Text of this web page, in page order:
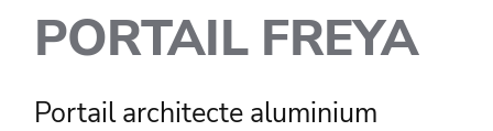
PORTAIL FREYA
Portail architecte aluminium